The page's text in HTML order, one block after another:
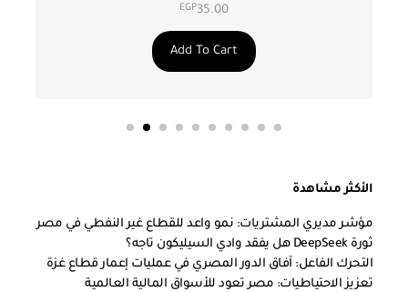
EGP35.00
Add To Cart
الأكثر مشاهدة
مؤشر مديري المشتريات: نمو واعد للقطاع غير النفطي في مصر
ثورة DeepSeek هل يفقد وادي السيليكون تاجه؟
التحرك الفاعل: آفاق الدور المصري في عمليات إعمار قطاع غزة
تعزيز الاحتياطيات: مصر تعود للأسواق المالية العالمية